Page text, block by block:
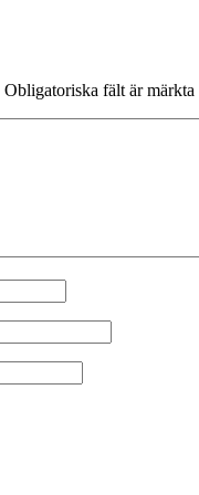
Obligatoriska fält är märkta